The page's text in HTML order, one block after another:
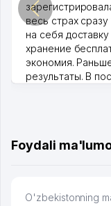
весь страх
на себя
хранение
экономия.
результаты. В
Foydali
O'zbekistonning